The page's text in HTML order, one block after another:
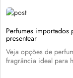
Perfumes importados
presentear
Veja opções de
fragrância ideal para